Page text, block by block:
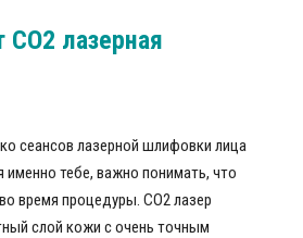
СО2 лазерная
сеансов лазерной шлифовки лица
тебе, важно понимать, что
время процедуры. CO2 лазер
слой кожи с очень точным